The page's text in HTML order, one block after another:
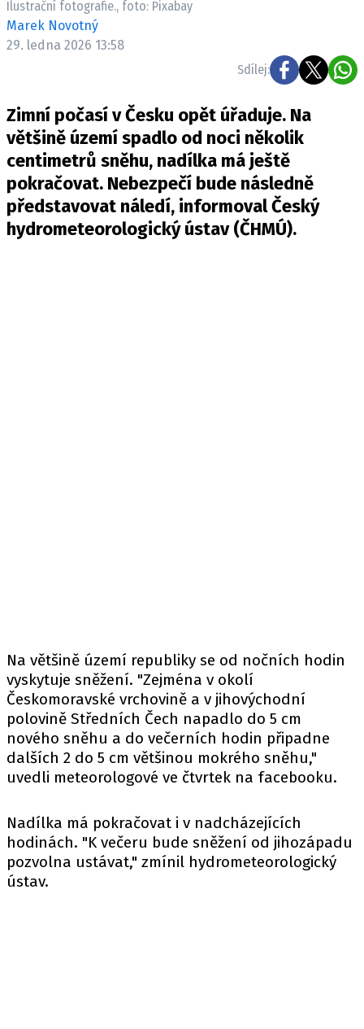
Pošlete e-mail na newsbox.cz
KONTAKT
VYDAVATEL
INZERCE
OSOBNÍ ÚDAJE / COOKIES
VOLNÁ MÍSTA
Ilustrační fotografie., foto: Pixabay
Marek Novotný
29. ledna 2026 13:58
Sdílej:
Zimní počasí v Česku opět úřaduje. Na
většině území spadlo od noci několik
centimetrů sněhu, nadílka má ještě
pokračovat. Nebezpečí bude následně
představovat náledí, informoval Český
hydrometeorologický ústav (ČHMÚ).
Na většině území republiky se od nočních hodin
vyskytuje sněžení. "Zejména v okolí
Českomoravské vrchovině a v jihovýchodní
polovině Středních Čech napadlo do 5 cm
nového sněhu a do večerních hodin připadne
dalších 2 do 5 cm většinou mokrého sněhu,"
uvedli meteorologové ve čtvrtek na facebooku.
Nadílka má pokračovat i v nadcházejících
hodinách. "K večeru bude sněžení od jihozápadu
pozvolna ustávat," zmínil hydrometeorologický
ústav.